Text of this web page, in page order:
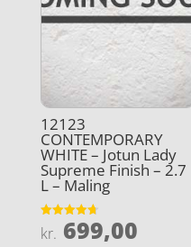
12123
CONTEMPORARY
WHITE – Jotun Lady
Supreme Finish – 2.7
L – Maling
Vurderet
4.7
kr. 699,00